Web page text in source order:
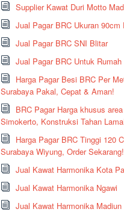
Supplier Kawat Duri Motto
Jual Pagar BRC Ukuran 90cm
Jual Pagar BRC SNI Blitar
Jual Pagar BRC Untuk
Harga Pagar Besi BRC Per
Surabaya Pakal, Cepat & Aman!
BRC Pagar Harga khusus
Simokerto, Konstruksi Tahan
Harga Pagar BRC Tinggi 120
Surabaya Wiyung, Order Sekarang!
Jual Kawat Harmonika Kota
Jual Kawat Harmonika Ngawi
Jual Kawat Harmonika Madiun